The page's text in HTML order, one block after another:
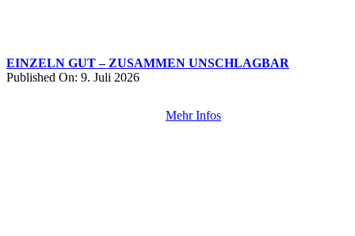
EINZELN GUT – ZUSAMMEN UNSCHLAGBAR
Published On: 9. Juli 2026
Mehr Infos